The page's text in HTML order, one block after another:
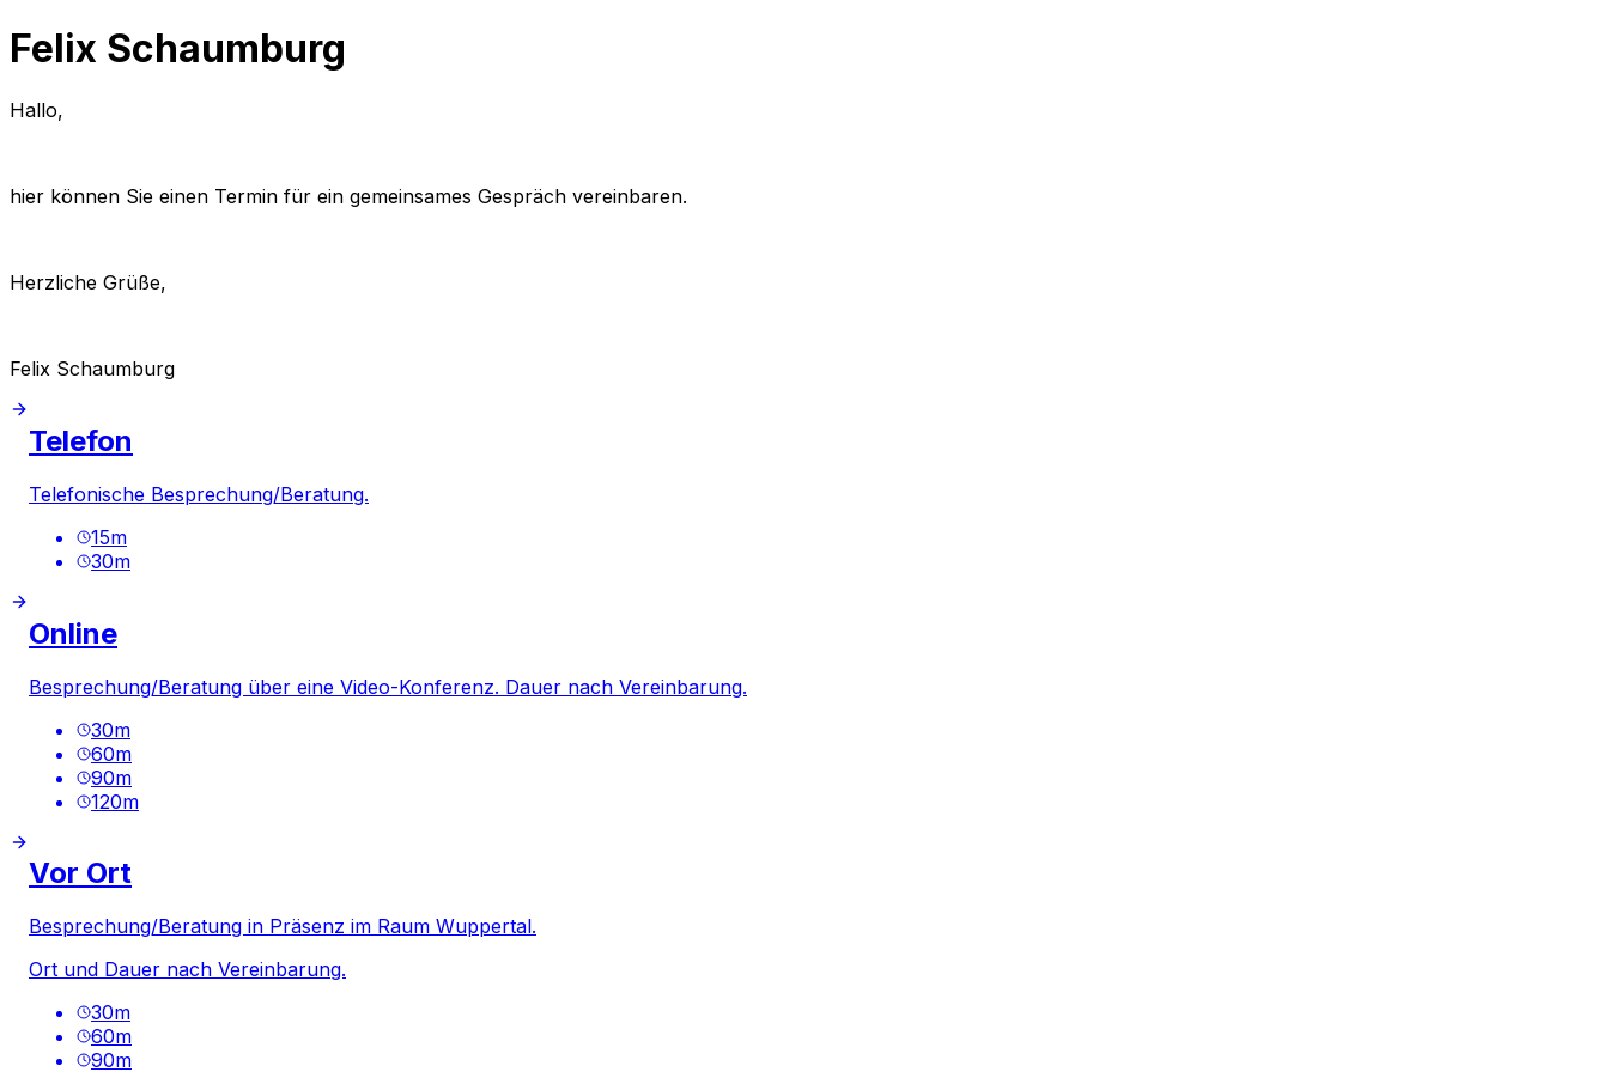
Felix Schaumburg
Hallo,
hier können Sie einen Termin für ein gemeinsames Gespräch vereinbaren.
Herzliche Grüße,
Felix Schaumburg
Telefon
Telefonische Besprechung/Beratung.
15m
30m
Online
Besprechung/Beratung über eine Video-Konferenz. Dauer nach Vereinbarung.
30m
60m
90m
120m
Vor Ort
Besprechung/Beratung in Präsenz im Raum Wuppertal.
Ort und Dauer nach Vereinbarung.
30m
60m
90m